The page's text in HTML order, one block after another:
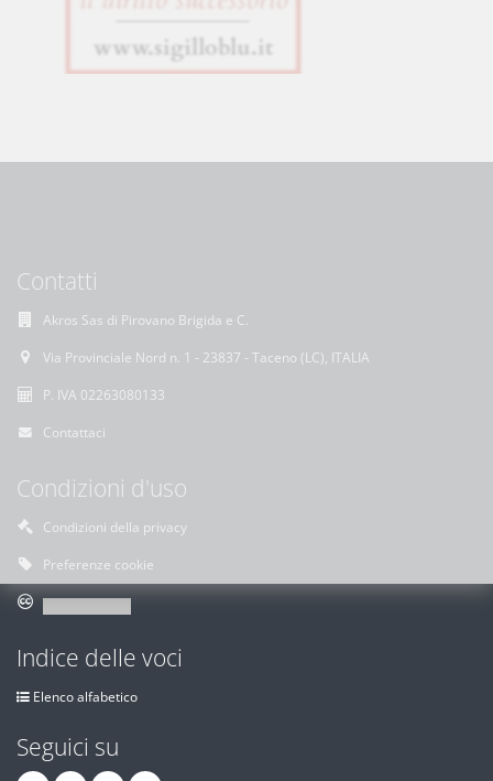
Contatti
Akros Sas di Pirovano Brigida e C.
Via Provinciale Nord n. 1 - 23837 - Taceno (LC), ITALIA
P. IVA 02263080133
Contattaci
Condizioni d'uso
Condizioni della privacy
Preferenze cookie
Indice delle voci
Elenco alfabetico
Seguici su